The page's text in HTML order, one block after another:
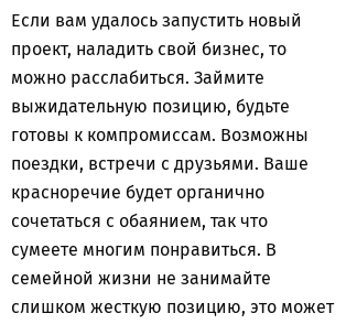
Если вам удалось запустить новый
проект, наладить свой бизнес, то
можно расслабиться. Займите
выжидательную позицию, будьте
готовы к компромиссам. Возможны
поездки, встречи с друзьями. Ваше
красноречие будет органично
сочетаться с обаянием, так что
сумеете многим понравиться. В
семейной жизни не занимайте
слишком жесткую позицию, это может